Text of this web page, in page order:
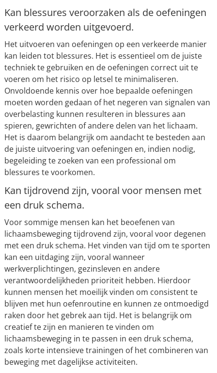
Kan blessures veroorzaken als de oefeningen
verkeerd worden uitgevoerd.
Het uitvoeren van oefeningen op een verkeerde manier
kan leiden tot blessures. Het is essentieel om de juiste
techniek te gebruiken en de oefeningen correct uit te
voeren om het risico op letsel te minimaliseren.
Onvoldoende kennis over hoe bepaalde oefeningen
moeten worden gedaan of het negeren van signalen van
overbelasting kunnen resulteren in blessures aan
spieren, gewrichten of andere delen van het lichaam.
Het is daarom belangrijk om aandacht te besteden aan
de juiste uitvoering van oefeningen en, indien nodig,
begeleiding te zoeken van een professional om
blessures te voorkomen.
Kan tijdrovend zijn, vooral voor mensen met
een druk schema.
Voor sommige mensen kan het beoefenen van
lichaamsbeweging tijdrovend zijn, vooral voor degenen
met een druk schema. Het vinden van tijd om te sporten
kan een uitdaging zijn, vooral wanneer
werkverplichtingen, gezinsleven en andere
verantwoordelijkheden prioriteit hebben. Hierdoor
kunnen mensen het moeilijk vinden om consistent te
blijven met hun oefenroutine en kunnen ze ontmoedigd
raken door het gebrek aan tijd. Het is belangrijk om
creatief te zijn en manieren te vinden om
lichaamsbeweging in te passen in een druk schema,
zoals korte intensieve trainingen of het combineren van
beweging met dagelijkse activiteiten.